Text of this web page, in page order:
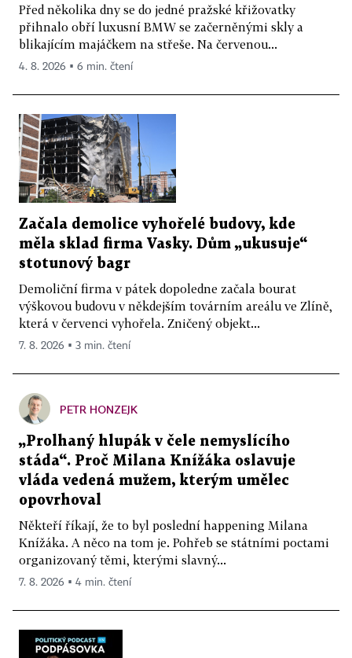
Před několika dny se do jedné pražské křižovatky
přihnalo obří luxusní BMW se začerněnými skly a
blikajícím majáčkem na střeše. Na červenou...
4. 8. 2026 ▪ 6 min. čtení
Začala demolice vyhořelé budovy, kde
měla sklad firma Vasky. Dům „ukusuje“
stotunový bagr
Demoliční firma v pátek dopoledne začala bourat
výškovou budovu v někdejším továrním areálu ve Zlíně,
která v červenci vyhořela. Zničený objekt...
7. 8. 2026 ▪ 3 min. čtení
PETR HONZEJK
„Prolhaný hlupák v čele nemyslícího
stáda“. Proč Milana Knížáka oslavuje
vláda vedená mužem, kterým umělec
opovrhoval
Někteří říkají, že to byl poslední happening Milana
Knížáka. A něco na tom je. Pohřeb se státními poctami
organizovaný těmi, kterými slavný...
7. 8. 2026 ▪ 4 min. čtení